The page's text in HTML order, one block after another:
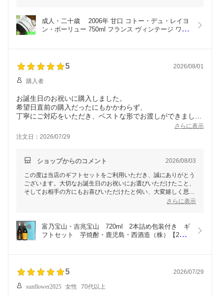
心いたしました。
お嬢様がとても喜ばれたとのお話を伺い、私どももとても幸せな
気持ちでいっぱいです。これからもお客様の大切な記念日にふさ
成人・二十歳 　2006年 甘口 コトー・デュ・レイヨ
ン・ボーリュー 750ml フランス ヴィンテージ ワイ
5 2026/08/01
購入者
お誕生日のお祝いに購入しました。
希望日直前の購入だったにもかかわらず、
丁寧にご対応をいただき、ベストな形でお渡しができまし
プレゼントの相手も喜んでいました。
さらに表示
注文日：2026/07/29
ショップからのコメント 2026/08/03
この度は当店のギフトセットをご利用いただき、誠にありがとう
ございます。大切なお誕生日のお祝いにお選びいただけたこと、
そしてお相手の方にもお喜びいただけたと伺い、大変嬉しく思い
ます。また、ご希望に沿った形でお届けできたとのお言葉に感謝
今後もお客様の大切なシーンを彩るお手伝いをさせていただける
よう、丁寧な対応を心掛けてまいります。またのご利用をスタッ
フ一同心よりお待ちしております。
さらに表示
富乃宝山・吉兆宝山　720ml　2本詰め包装付き　ギ
フトセット　芋焼酎・鹿児島・西酒造（株）【2本
5 2026/07/29
sunflower2025 女性 70代以上